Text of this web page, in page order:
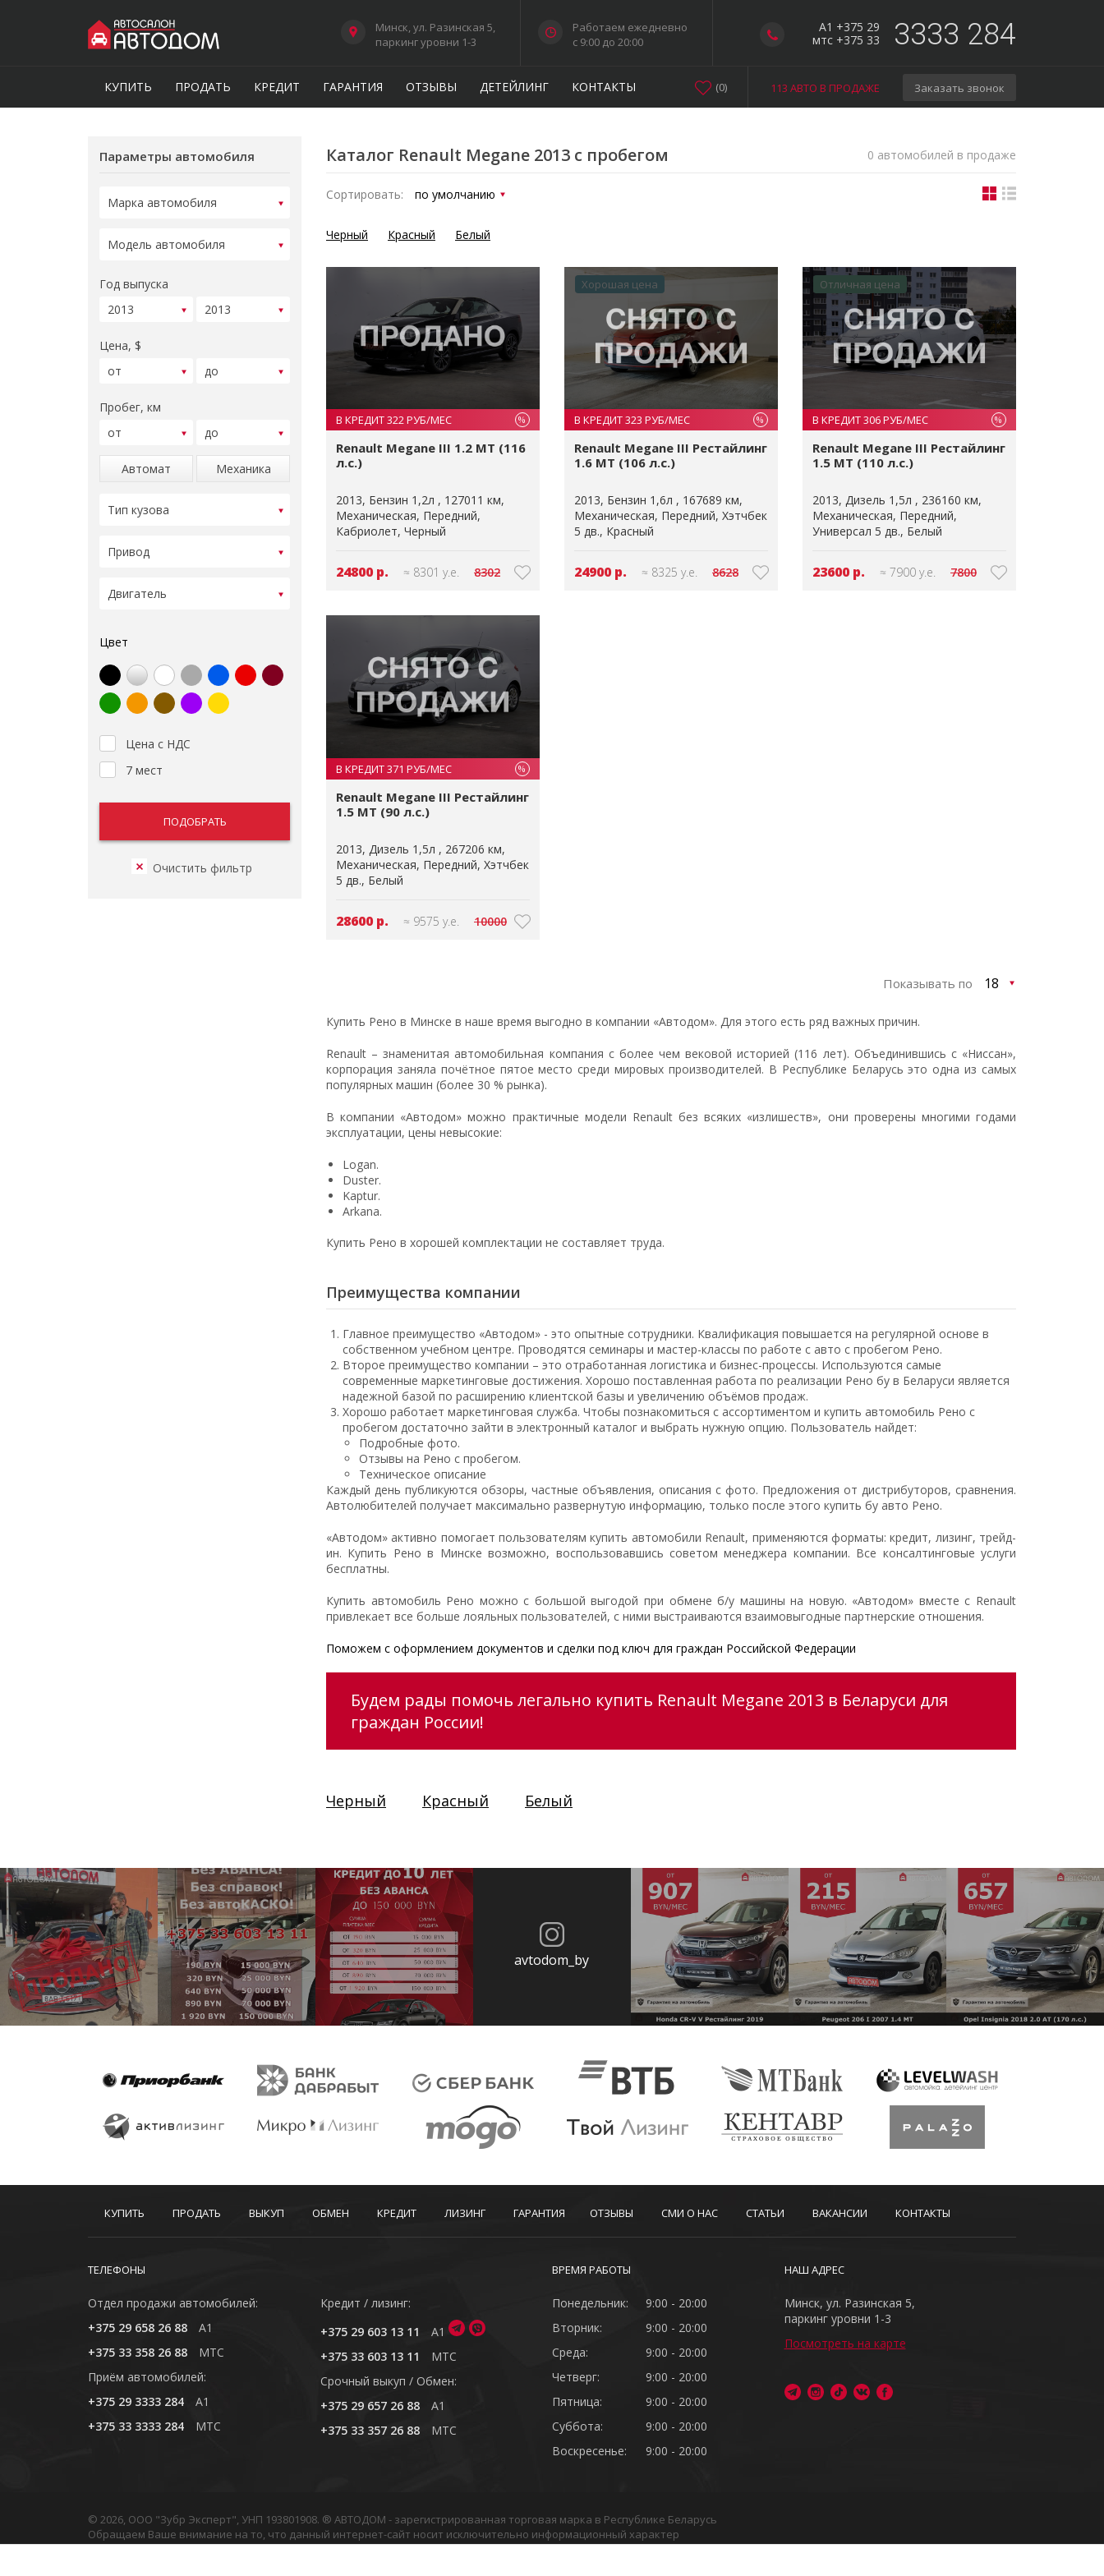
A1 +375 29
мтс +375 33
3333 284
Минск, ул. Разинская 5,
паркинг уровни 1-3
Работаем ежедневно
c 9:00 до 20:00
КУПИТЬ ПРОДАТЬ КРЕДИТ ГАРАНТИЯ ОТЗЫВЫ ДЕТЕЙЛИНГ КОНТАКТЫ 113 АВТО В ПРОДАЖЕ Заказать звонок
(0)
Параметры автомобиля
Год выпуска
Цена, $
Пробег, км
Автомат Механика
Цвет
Цена с НДС
7 мест
Каталог Renault Megane 2013 с пробегом 0 автомобилей в продаже
Сортировать:
Черный Красный Белый
В КРЕДИТ 322 РУБ/МЕС %
Renault Megane III 1.2 MT (116
л.с.)
2013 Бензин 1,2л
127011 км
Механическая Передний
Кабриолет Черный
24800 р. ≈ 8301 у.е. 8302
Хорошая цена
В КРЕДИТ 323 РУБ/МЕС %
Renault Megane III Рестайлинг
1.6 MT (106 л.с.)
2013 Бензин 1,6л
167689 км
Механическая Передний Хэтчбек
5 дв. Красный
24900 р. ≈ 8325 у.е. 8628
Отличная цена
В КРЕДИТ 306 РУБ/МЕС %
Renault Megane III Рестайлинг
1.5 MT (110 л.с.)
2013 Дизель 1,5л
236160 км
Механическая Передний
Универсал 5 дв. Белый
23600 р. ≈ 7900 у.е. 7800
В КРЕДИТ 371 РУБ/МЕС %
Renault Megane III Рестайлинг
1.5 MT (90 л.с.)
2013 Дизель 1,5л
267206 км
Механическая Передний Хэтчбек
5 дв. Белый
28600 р. ≈ 9575 у.е. 10000
Показывать по
Купить Рено в Минске в наше время выгодно в компании «Автодом». Для этого есть ряд важных причин.
Renault – знаменитая автомобильная компания с более чем вековой историей (116 лет). Объединившись с «Ниссан»,
корпорация заняла почётное пятое место среди мировых производителей. В Республике Беларусь это одна из самых
популярных машин (более 30 % рынка).
В компании «Автодом» можно практичные модели Renault без всяких «излишеств», они проверены многими годами
эксплуатации, цены невысокие:
Logan.
Duster.
Kaptur.
Arkana.
Купить Рено в хорошей комплектации не составляет труда.
Преимущества компании
Главное преимущество «Автодом» - это опытные сотрудники. Квалификация повышается на регулярной основе в
собственном учебном центре. Проводятся семинары и мастер-классы по работе с авто с пробегом Рено.
Второе преимущество компании – это отработанная логистика и бизнес-процессы. Используются самые
современные маркетинговые достижения. Хорошо поставленная работа по реализации Рено бу в Беларуси является
надежной базой по расширению клиентской базы и увеличению объёмов продаж.
Хорошо работает маркетинговая служба. Чтобы познакомиться с ассортиментом и купить автомобиль Рено с
пробегом достаточно зайти в электронный каталог и выбрать нужную опцию. Пользователь найдет:
Подробные фото.
Отзывы на Рено с пробегом.
Техническое описание
Каждый день публикуются обзоры, частные объявления, описания с фото. Предложения от дистрибуторов, сравнения.
Автолюбителей получает максимально развернутую информацию, только после этого купить бу авто Рено.
«Автодом» активно помогает пользователям купить автомобили Renault, применяются форматы: кредит, лизинг, трейд-
ин. Купить Рено в Минске возможно, воспользовавшись советом менеджера компании. Все консалтинговые услуги
бесплатны.
Купить автомобиль Рено можно с большой выгодой при обмене б/у машины на новую. «Автодом» вместе с Renault
привлекает все больше лояльных пользователей, с ними выстраиваются взаимовыгодные партнерские отношения.
Поможем с оформлением документов и сделки под ключ для граждан Российской Федерации
Будем рады помочь легально купить Renault Megane 2013 в Беларуси для
граждан России!
Черный Красный Белый
avtodom_by
КУПИТЬ ПРОДАТЬ ВЫКУП ОБМЕН КРЕДИТ ЛИЗИНГ ГАРАНТИЯ ОТЗЫВЫ СМИ О НАС СТАТЬИ ВАКАНСИИ КОНТАКТЫ
ТЕЛЕФОНЫ
Отдел продажи автомобилей:
+375 29 658 26 88
A1
+375 33 358 26 88
MTC
Приём автомобилей:
+375 29 3333 284
A1
+375 33 3333 284
MTC
Кредит / лизинг:
+375 29 603 13 11
A1
+375 33 603 13 11
MTC
Cрочный выкуп / Обмен:
+375 29 657 26 88
A1
+375 33 357 26 88
MTC
ВРЕМЯ РАБОТЫ
Понедельник:
9:00 - 20:00
Вторник:
9:00 - 20:00
Среда:
9:00 - 20:00
Четверг:
9:00 - 20:00
Пятница:
9:00 - 20:00
Суббота:
9:00 - 20:00
Воскресенье:
9:00 - 20:00
НАШ АДРЕС
Минск, ул. Разинская 5,
паркинг уровни 1-3
Посмотреть на карте
© 2026, ООО "Зубр Эксперт", УНП 193801908. ® АВТОДОМ - зарегистрированная торговая марка в Республике Беларусь
Обращаем Ваше внимание на то, что данный интернет-сайт носит исключительно информационный характер
Любое использование либо копирование материалов или подборки материалов сайта, элементов дизайна и оформления запрещено